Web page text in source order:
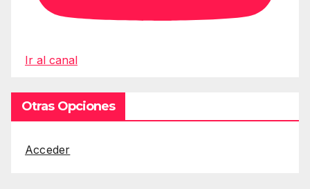
Ir al canal
Otras Opciones
Acceder